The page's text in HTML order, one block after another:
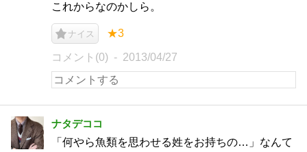
これからなのかしら。
ナイス ★3
コメント(0) 2013/04/27
ナタデココ
「何やら魚類を思わせる姓をお持ちの…」なんて